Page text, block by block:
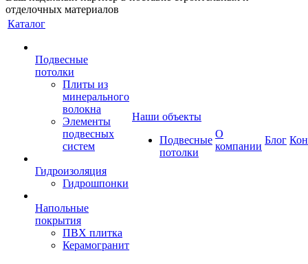
отделочных материалов
Каталог
Подвесные
потолки
Плиты из
минерального
волокна
Элементы
подвесных
систем
Гидроизоляция
Гидрошпонки
Напольные
покрытия
ПВХ плитка
Керамогранит
Наши объекты
Подвесные
потолки
О
компании
Блог